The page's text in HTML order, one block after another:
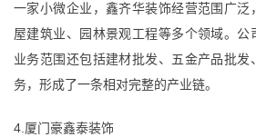
一家小微企业，鑫齐华装饰经营范围广泛
屋建筑业、园林景观工程等多个领域。公
业务范围还包括建材批发、五金产品批发
务，形成了一条相对完整的产业链。
4.厦门豪鑫泰装饰